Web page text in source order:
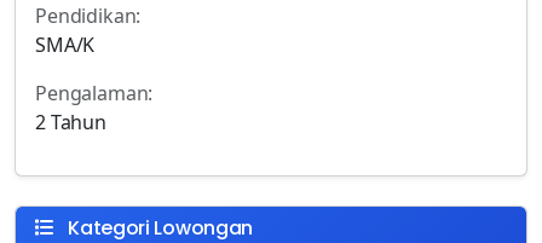
Pendidikan:
SMA/K
Pengalaman:
2 Tahun
Kategori Lowongan